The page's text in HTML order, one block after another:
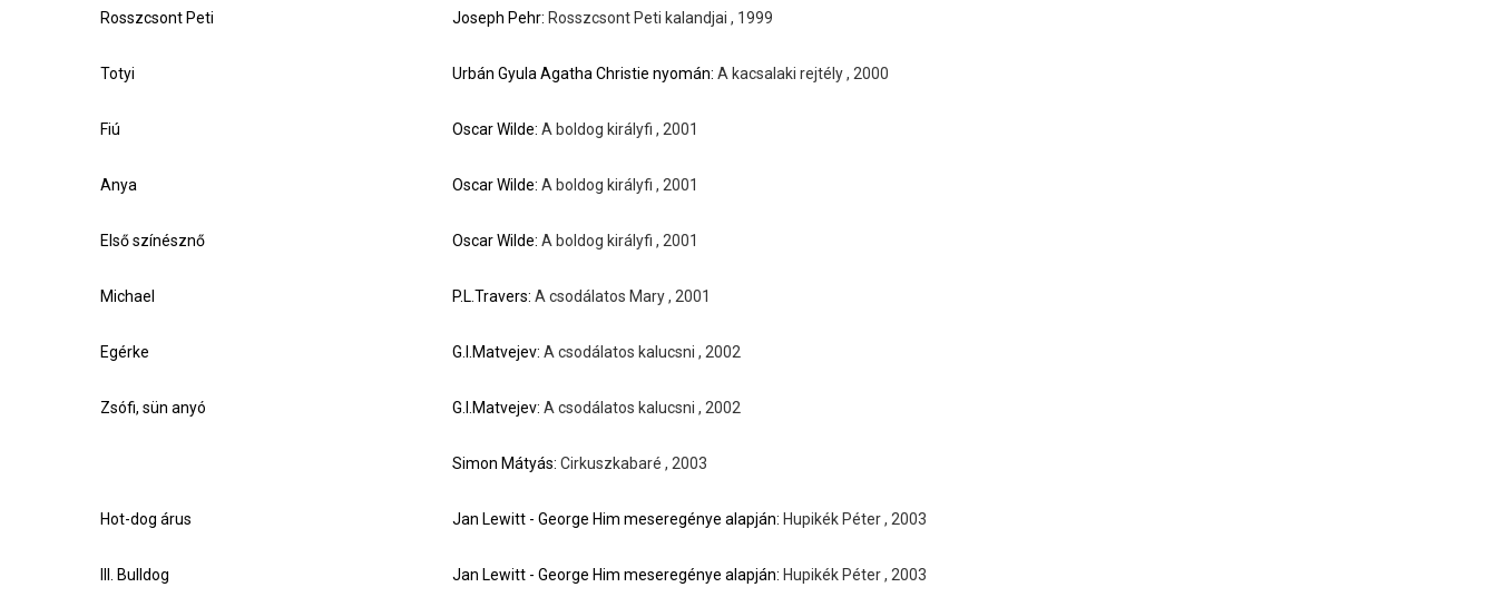
Rosszcsont Peti Joseph Pehr: Rosszcsont Peti kalandjai , 1999
Totyi Urbán Gyula Agatha Christie nyomán:A kacsalaki rejtély , 2000
Fiú Oscar Wilde:A boldog királyfi , 2001
Anya Oscar Wilde:A boldog királyfi , 2001
Első színésznő Oscar Wilde:A boldog királyfi , 2001
Michael P.L.Travers:A csodálatos Mary , 2001
Egérke G.I.Matvejev:A csodálatos kalucsni , 2002
Zsófi, sün anyó G.I.Matvejev:A csodálatos kalucsni , 2002
Simon Mátyás:Cirkuszkabaré , 2003
Hot-dog árus Jan Lewitt - George Him meseregénye alapján: Hupikék Péter , 2003
III. Bulldog Jan Lewitt - George Him meseregénye alapján: Hupikék Péter , 2003